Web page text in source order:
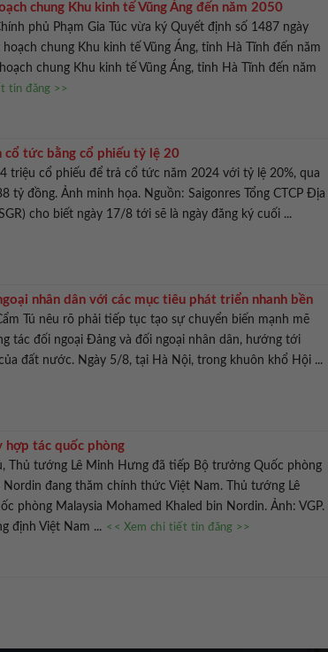
chung Khu kinh tế Vũng Áng đến năm 2050
phủ Phạm Gia Túc vừa ký Quyết định số 1487 ngày
chung Khu kinh tế Vũng Áng, tỉnh Hà Tĩnh đến năm
chung Khu kinh tế Vũng Áng, tỉnh Hà Tĩnh đến năm
tin đăng >>
cổ tức bằng cổ phiếu tỷ lệ 20
triệu cổ phiếu để trả cổ tức năm 2024 với tỷ lệ 20%, qua
tỷ đồng. Ảnh minh họa. Nguồn: Saigonres Tổng CTCP Địa
cho biết ngày 17/8 tới sẽ là ngày đăng ký cuối ...
nhân dân với các mục tiêu phát triển nhanh bền
Tú nêu rõ phải tiếp tục tạo sự chuyển biến mạnh mẽ
tác đối ngoại Đảng và đối ngoại nhân dân, hướng tới
đất nước. Ngày 5/8, tại Hà Nội, trong khuôn khổ Hội ...
hợp tác quốc phòng
Thủ tướng Lê Minh Hưng đã tiếp Bộ trưởng Quốc phòng
Nordin đang thăm chính thức Việt Nam. Thủ tướng Lê
phòng Malaysia Mohamed Khaled bin Nordin. Ảnh: VGP.
định Việt Nam ... << Xem chi tiết tin đăng >>